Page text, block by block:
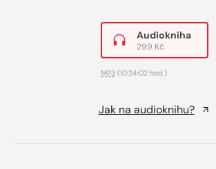
Audiokniha
299 Kč
MP3 (10:24:02 hod.)
Jak na audioknihu?